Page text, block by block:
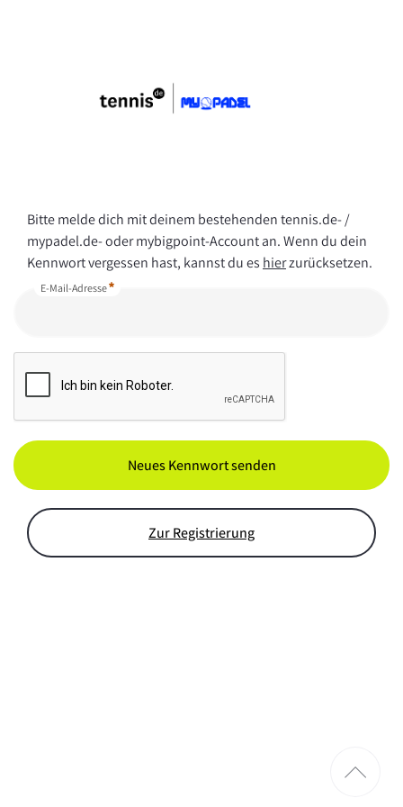
Bitte melde dich mit deinem bestehenden tennis.de- /
mypadel.de- oder mybigpoint-Account an. Wenn du dein
Kennwort vergessen hast, kannst du es hierzurücksetzen.
E-Mail-Adresse
Neues Kennwort senden
Zur Registrierung